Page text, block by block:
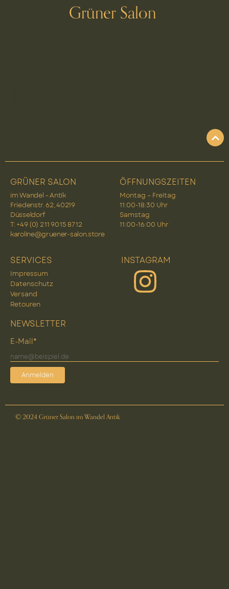
Grüner Salon
GRÜNER SALON
im Wandel – Antik
Friedenstr. 62, 40219
Düsseldorf
T: +49 (0) 2 11 90 15 87 12
karoline@gruener-salon.store
ÖFFNUNGSZEITEN
Montag – Freitag
11:00-18:30 Uhr
Samstag
11:00-16:00 Uhr
SERVICES
Impressum
Datenschutz
Versand
Retouren
INSTAGRAM
NEWSLETTER
E-Mail*
Anmelden
© 2024 Grüner Salon im Wandel Antik